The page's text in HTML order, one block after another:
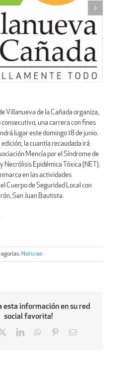
Villanueva de la Cañada organiza,
consecutivo, una carrera con fines
lugar este domingo 18 de junio.
edición, la cuantía recaudada irá
Mencía por el Síndrome de
Necrólisis Epidémica Tóxica (NET).
en las actividades
Cuerpo de Seguridad Local con
San Juan Bautista.
Noticias
esta información en su red
social favorita!
LinkedInWhatsApp
PinterestEmail